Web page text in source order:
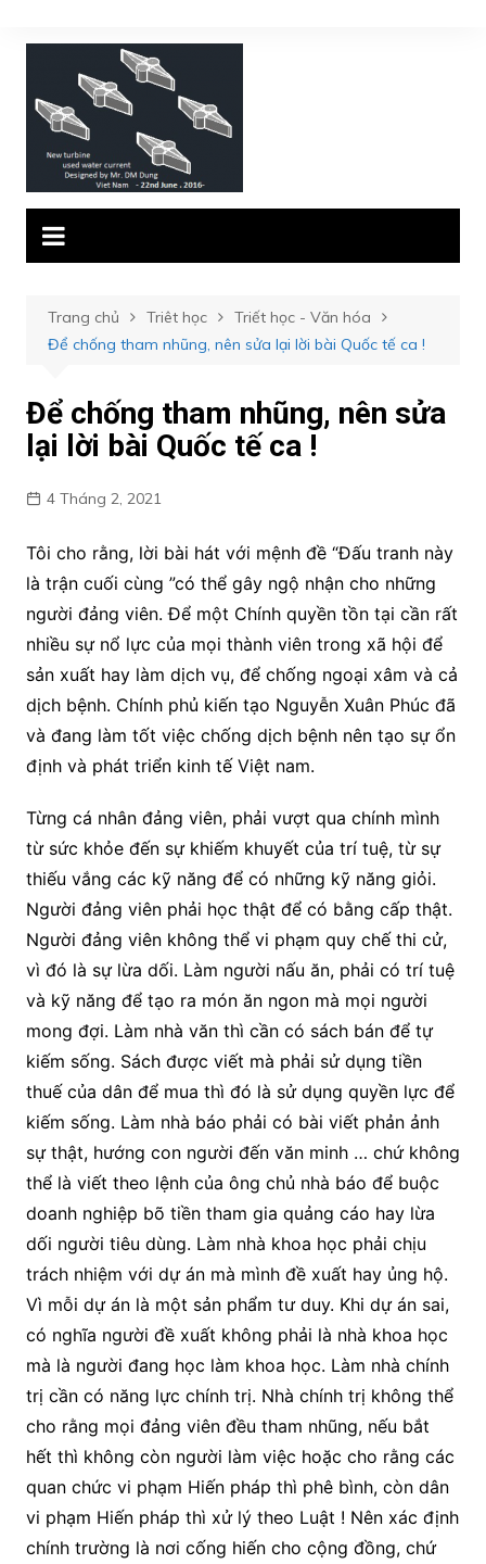
đến
Trang chủ Triêt học
Triết học - Văn hóa
Để chống tham nhũng, nên sửa lại lời bài Quốc tế ca !
Để chống tham nhũng, nên sửa
lại lời bài Quốc tế ca !
4 Tháng 2, 2021
Tôi cho rằng, lời bài hát với mệnh đề “Đấu tranh này
là trận cuối cùng ”có thể gây ngộ nhận cho những
người đảng viên. Để một Chính quyền tồn tại cần rất
nhiều sự nổ lực của mọi thành viên trong xã hội để
sản xuất hay làm dịch vụ, để chống ngoại xâm và cả
dịch bệnh. Chính phủ kiến tạo Nguyễn Xuân Phúc đã
và đang làm tốt việc chống dịch bệnh nên tạo sự ổn
định và phát triển kinh tế Việt nam.
Từng cá nhân đảng viên, phải vượt qua chính mình
từ sức khỏe đến sự khiếm khuyết của trí tuệ, từ sự
thiếu vắng các kỹ năng để có những kỹ năng giỏi.
Người đảng viên phải học thật để có bằng cấp thật.
Người đảng viên không thể vi phạm quy chế thi cử,
vì đó là sự lừa dối. Làm người nấu ăn, phải có trí tuệ
và kỹ năng để tạo ra món ăn ngon mà mọi người
mong đợi. Làm nhà văn thì cần có sách bán để tự
kiếm sống. Sách được viết mà phải sử dụng tiền
thuế của dân để mua thì đó là sử dụng quyền lực để
kiếm sống. Làm nhà báo phải có bài viết phản ảnh
sự thật, hướng con người đến văn minh … chứ không
thể là viết theo lệnh của ông chủ nhà báo để buộc
doanh nghiệp bõ tiền tham gia quảng cáo hay lừa
dối người tiêu dùng. Làm nhà khoa học phải chịu
trách nhiệm với dự án mà mình đề xuất hay ủng hộ.
Vì mỗi dự án là một sản phẩm tư duy. Khi dự án sai,
có nghĩa người đề xuất không phải là nhà khoa học
mà là người đang học làm khoa học. Làm nhà chính
trị cần có năng lực chính trị. Nhà chính trị không thể
cho rằng mọi đảng viên đều tham nhũng, nếu bắt
hết thì không còn người làm việc hoặc cho rằng các
quan chức vi phạm Hiến pháp thì phê bình, còn dân
vi phạm Hiến pháp thì xử lý theo Luật ! Nên xác định
chính trường là nơi cống hiến cho cộng đồng, chứ